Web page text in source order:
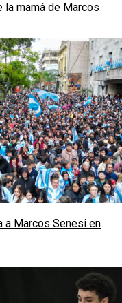
la mamá de Marcos
a Marcos Senesi en